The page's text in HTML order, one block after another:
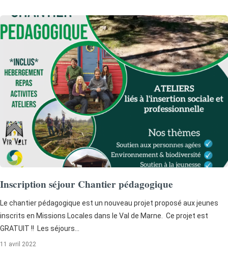
Inscription séjour Chantier pédagogique
Le chantier pédagogique est un nouveau projet proposé aux jeunes
inscrits en Missions Locales dans le Val de Marne. Ce projet est
GRATUIT !! Les séjours…
11 avril 2022